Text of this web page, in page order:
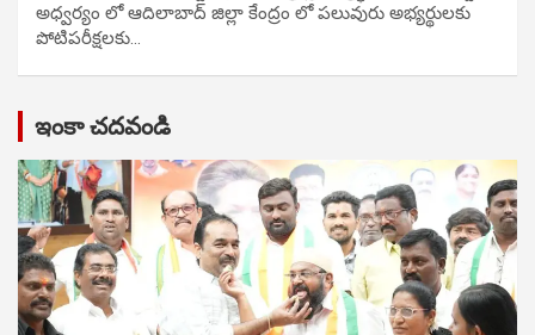
అధ్వర్యం లో ఆదిలాబాద్ జిల్లా కేంద్రం లో పలువురు అభ్యర్థులకు
పోటిప‌రీక్ష‌ల‌కు…
ఇంకా చదవండి